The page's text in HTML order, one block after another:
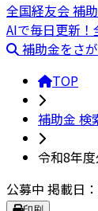
全国経友会 補
AIで毎日更新！
補助金をさ
TOP
補助金 検
令和8年
公募中 掲載日